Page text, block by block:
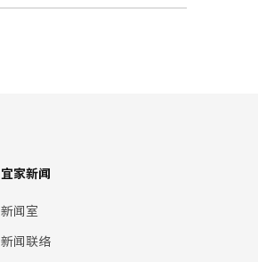
宜家新闻
新闻室
新闻联络